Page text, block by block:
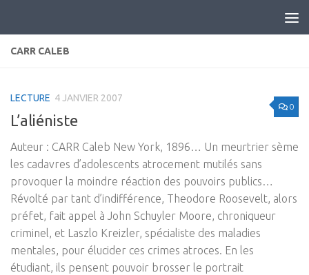
CARR CALEB
0
LECTURE 4 JANVIER 2007
L’aliéniste
Auteur : CARR Caleb New York, 1896… Un meurtrier sème
les cadavres d’adolescents atrocement mutilés sans
provoquer la moindre réaction des pouvoirs publics…
Révolté par tant d’indifférence, Theodore Roosevelt, alors
préfet, fait appel à John Schuyler Moore, chroniqueur
criminel, et Laszlo Kreizler, spécialiste des maladies
mentales, pour élucider ces crimes atroces. En les
étudiant, ils pensent pouvoir brosser le portrait